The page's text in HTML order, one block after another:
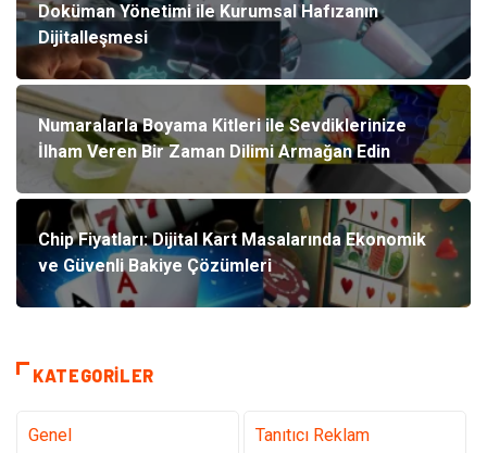
Doküman Yönetimi ile Kurumsal Hafızanın
Dijitalleşmesi
Numaralarla Boyama Kitleri ile Sevdiklerinize
İlham Veren Bir Zaman Dilimi Armağan Edin
Chip Fiyatları: Dijital Kart Masalarında Ekonomik
ve Güvenli Bakiye Çözümleri
KATEGORILER
Genel Tanıtıcı Reklam